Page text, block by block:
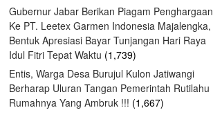
Gubernur Jabar Berikan Piagam Penghargaan
Ke PT. Leetex Garmen Indonesia Majalengka,
Bentuk Apresiasi Bayar Tunjangan Hari Raya
Idul Fitri Tepat Waktu (1,739)
Entis, Warga Desa Burujul Kulon Jatiwangi
Berharap Uluran Tangan Pemerintah Rutilahu
Rumahnya Yang Ambruk !!! (1,667)